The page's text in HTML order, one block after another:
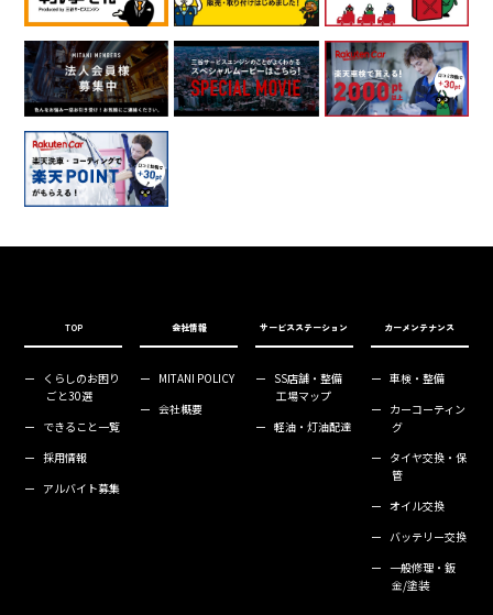
TOP
ー
くらしのお困り
ごと30選
ー できること一覧
ー 採用情報
ー アルバイト募集
会社情報
ー MITANI POLICY
ー 会社概要
サービスステーション
ー SS店舗・整備
工場マップ
ー 軽油・灯油配達
カーメンテナンス
ー 車検・整備
ー カーコーティン
グ
ー タイヤ交換・保
管
ー オイル交換
ー バッテリー交換
ー 一般修理・鈑
金/塗装